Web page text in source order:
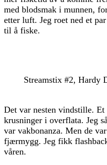
med blodsmak i munnen,
etter luft. Jeg roet ned et
til å fiske.
Streamstix #2, Hardy
Det var nesten vindstille. Et
krusninger i overflata. Jeg
var vakbonanza. Men de
fjærmygg. Jeg fikk
våren.